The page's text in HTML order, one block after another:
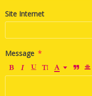
Site Internet
Message